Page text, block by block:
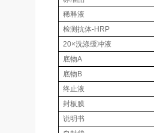
稀释液
检测抗体-HRP
20×洗涤缓冲液
底物A
底物B
终止液
封板膜
说明书